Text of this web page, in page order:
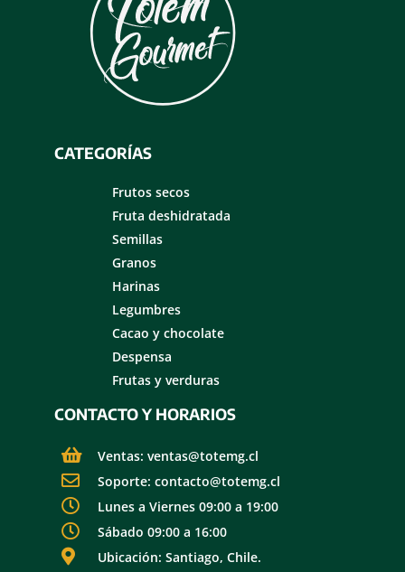
CATEGORÍAS
Frutos secos
Fruta deshidratada
Semillas
Granos
Harinas
Legumbres
Cacao y chocolate
Despensa
Frutas y verduras
CONTACTO Y HORARIOS
Ventas: ventas@totemg.cl
Soporte: contacto@totemg.cl
Lunes a Viernes 09:00 a 19:00
Sábado 09:00 a 16:00
Ubicación: Santiago, Chile.